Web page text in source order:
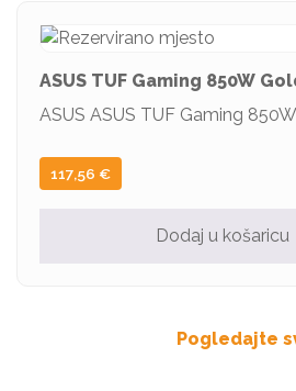
ASUS TUF Gaming 850W
ASUS ASUS TUF Gaming
117,56 €
Dodaj u košaricu
Pogledajte